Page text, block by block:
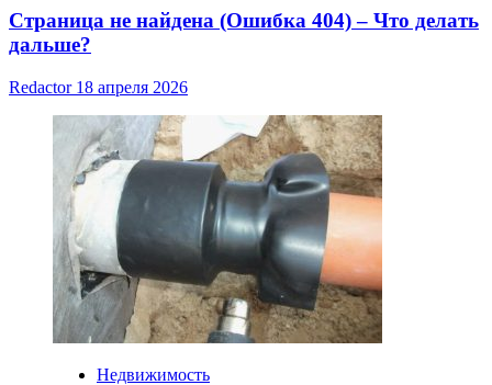
Страница не найдена (Ошибка 404) – Что делать
дальше?
Redactor 18 апреля 2026
Недвижимость